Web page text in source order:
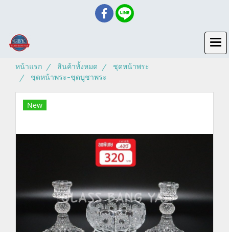
หน้าแรก สินค้าทั้งหมด
ชุดหน้าพระ
ชุดหน้าพระ-ชุดบูชาพระ
New